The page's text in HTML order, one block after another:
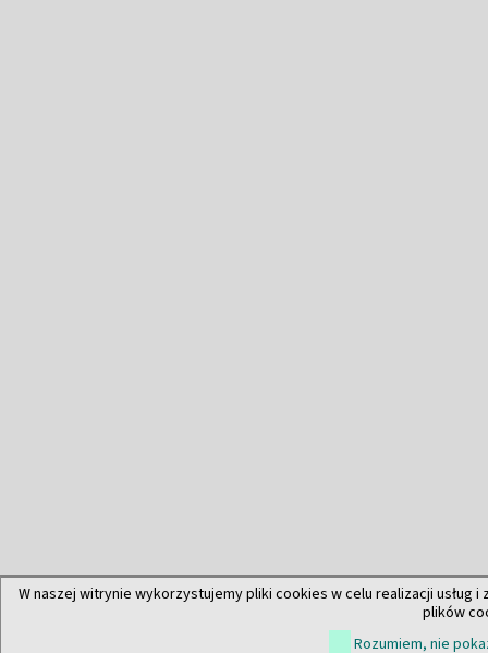
W naszej witrynie wykorzystujemy pliki cookies w celu realizacji usług i
plików
Rozumiem, nie